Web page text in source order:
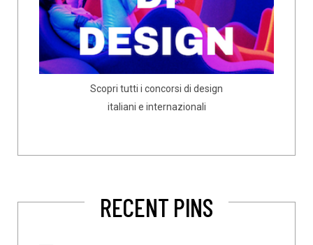
Scopri tutti i concorsi di design
italiani e internazionali
RECENT PINS